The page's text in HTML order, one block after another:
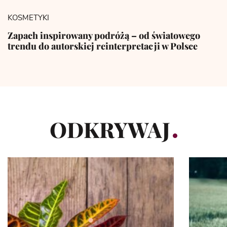
KOSMETYKI
Zapach inspirowany podróżą – od światowego
trendu do autorskiej reinterpretacji w Polsce
ODKRYWAJ